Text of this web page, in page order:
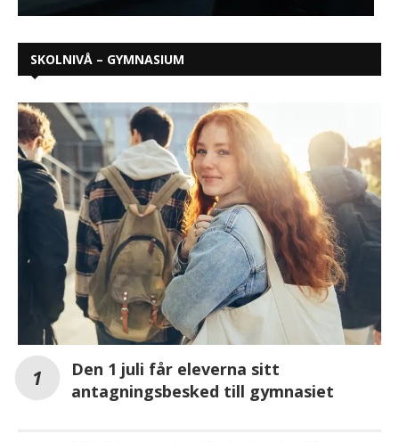
SKOLNIVÅ – GYMNASIUM
Den 1 juli får eleverna sitt
antagningsbesked till gymnasiet